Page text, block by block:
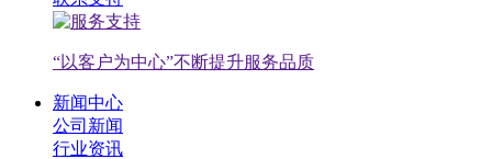
“以客户为中心”不断提升服务品质
新闻中心
公司新闻
行业资讯